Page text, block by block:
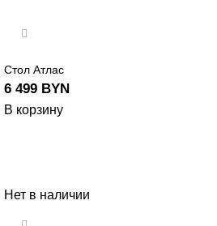
Стол Атлас
6 499 BYN
В корзину
Нет в наличии